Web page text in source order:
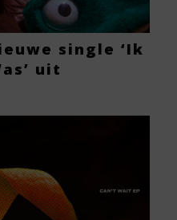
single ‘Ik
uit